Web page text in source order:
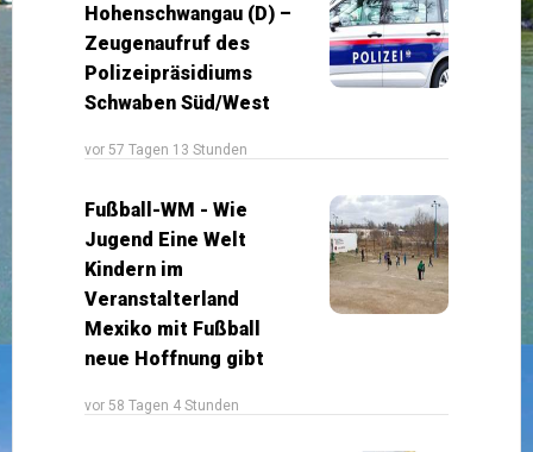
Hohenschwangau (D) –
Zeugenaufruf des
Polizeipräsidiums
Schwaben Süd/West
vor 57 Tagen 13 Stunden
Fußball-WM - Wie
Jugend Eine Welt
Kindern im
Veranstalterland
Mexiko mit Fußball
neue Hoffnung gibt
vor 58 Tagen 4 Stunden